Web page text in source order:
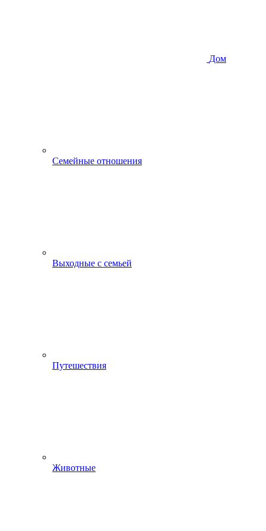
Дом
Семейные отношения
Выходные с семьей
Путешествия
Животные